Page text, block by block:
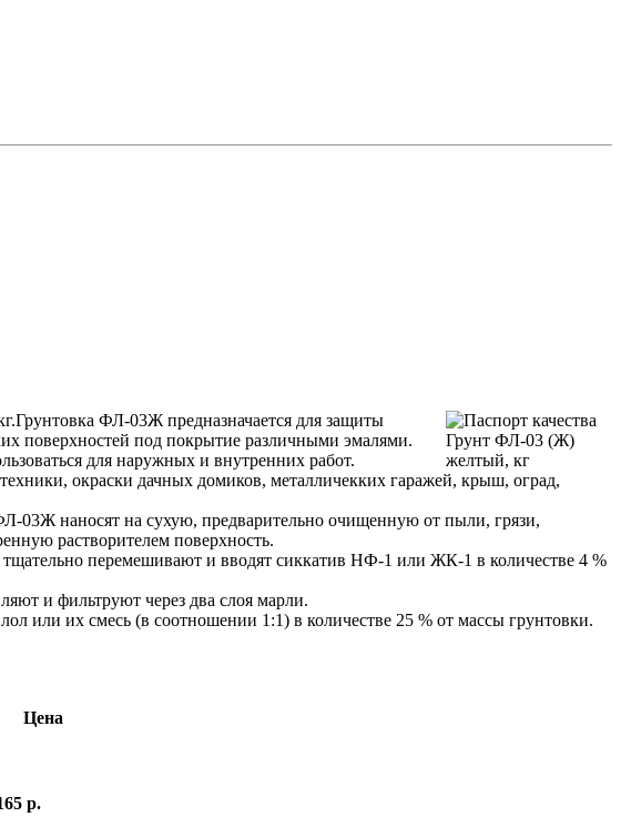
ФЛ-03Ж предназначается для защиты
поверхностей под покрытие различными эмалями.
для наружных и внутренних работ.
окраски дачных домиков, металличекких гаражей, крыш, оград,
03Ж наносят на сухую, предварительно очищенную от пыли, грязи,
растворителем поверхность.
перемешивают и вводят сиккатив НФ-1 или ЖК-1 в количестве 4 %
и фильтруют через два слоя марли.
или их смесь (в соотношении 1:1) в количестве 25 % от массы грунтовки.
Цена
р.